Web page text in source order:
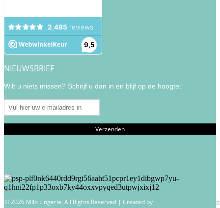
NIEUWSBRIEF
Wilt u niets missen? Schrijf u dan in en blijf op de hoogte:
© 2026 Milo Lingerie, All Rights Reserved | Created by
Wendy Venema –